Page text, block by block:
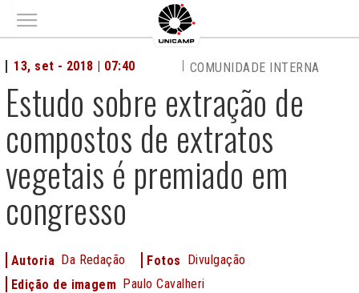
Main menu
Estudo sobre extração de
compostos de extratos
vegetais é premiado em
congresso
13, set - 2018 | 07:40 COMUNIDADE INTERNA
Autoria Da Redação Fotos Divulgação
Edição de imagem Paulo Cavalheri